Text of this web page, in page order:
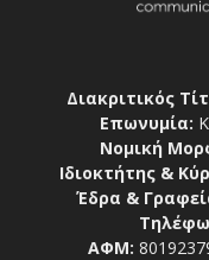
Διακριτικός
Επωνυμία:
Νομική
Ιδιοκτήτης &
Έδρα &
ΑΦΜ: